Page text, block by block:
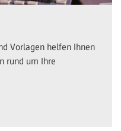
Vorlagen helfen Ihnen
rund um Ihre